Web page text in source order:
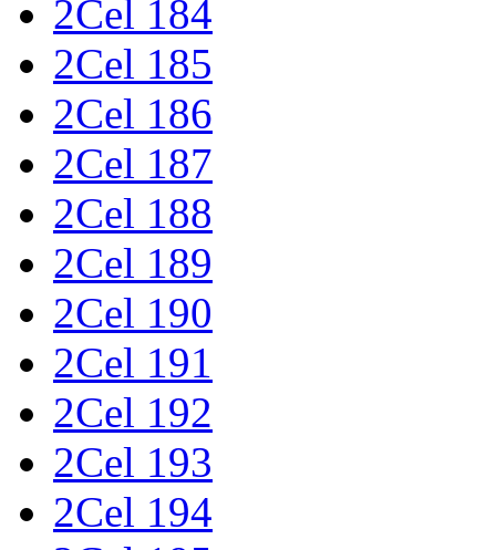
2Cel 184
2Cel 185
2Cel 186
2Cel 187
2Cel 188
2Cel 189
2Cel 190
2Cel 191
2Cel 192
2Cel 193
2Cel 194